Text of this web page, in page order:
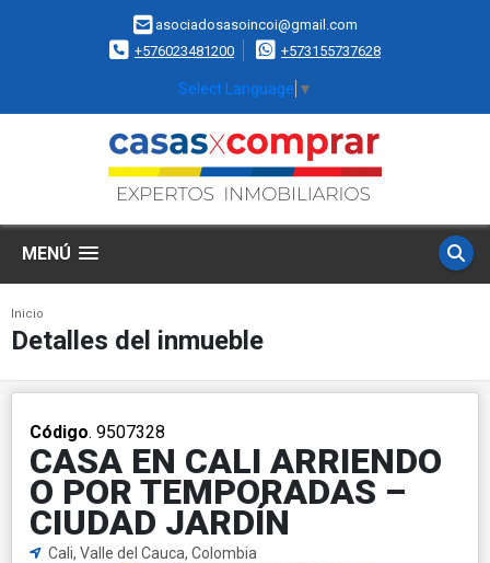
asociadosasoincoi@gmail.com
+576023481200
+573155737628
Select Language ▼
MENÚ
Inicio
Detalles del inmueble
Código. 9507328
CASA EN CALI ARRIENDO
O POR TEMPORADAS –
CIUDAD JARDÍN
Cali, Valle del Cauca, Colombia